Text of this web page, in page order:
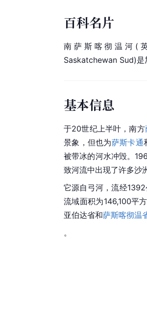
百科名片
南萨斯喀彻温河(
Saskatchewan Sud)是
基本信息
于20世纪上半叶，南方
景象，但也为萨斯卡通
被带冰的河水冲毁。
致河流中出现了许多沙
它源自弓河，流经
流域面积为146,100平
亚伯达省和萨斯喀彻温
。